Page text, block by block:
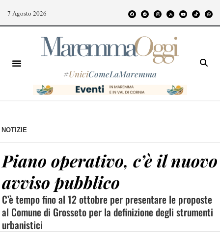
7 Agosto 2026
#UniciComeLaMaremma
NOTIZIE
Piano operativo, c’è il nuovo
avviso pubblico
C’è tempo fino al 12 ottobre per presentare le proposte
al Comune di Grosseto per la definizione degli strumenti
urbanistici